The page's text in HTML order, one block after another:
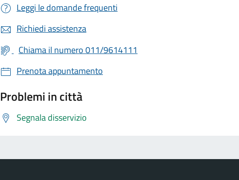
Leggi le domande frequenti
Richiedi assistenza
Chiama il numero 011/9614111
Prenota appuntamento
Problemi in città
Segnala disservizio